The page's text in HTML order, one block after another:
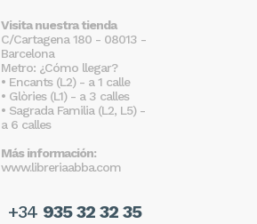
Visita nuestra tienda
C/Cartagena 180 - 08013 -
Barcelona
Metro: ¿Cómo llegar?
• Encants (L2) - a 1 calle
• Glòries (L1) - a 3 calles
• Sagrada Familia (L2, L5) -
a 6 calles
Más información:
www.libreriaabba.com
+34 935 32 32 35